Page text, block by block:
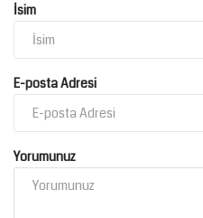
İsim
E-posta Adresi
Yorumunuz